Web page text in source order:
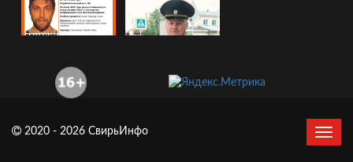
2020 - 2026 СвирьИнфо